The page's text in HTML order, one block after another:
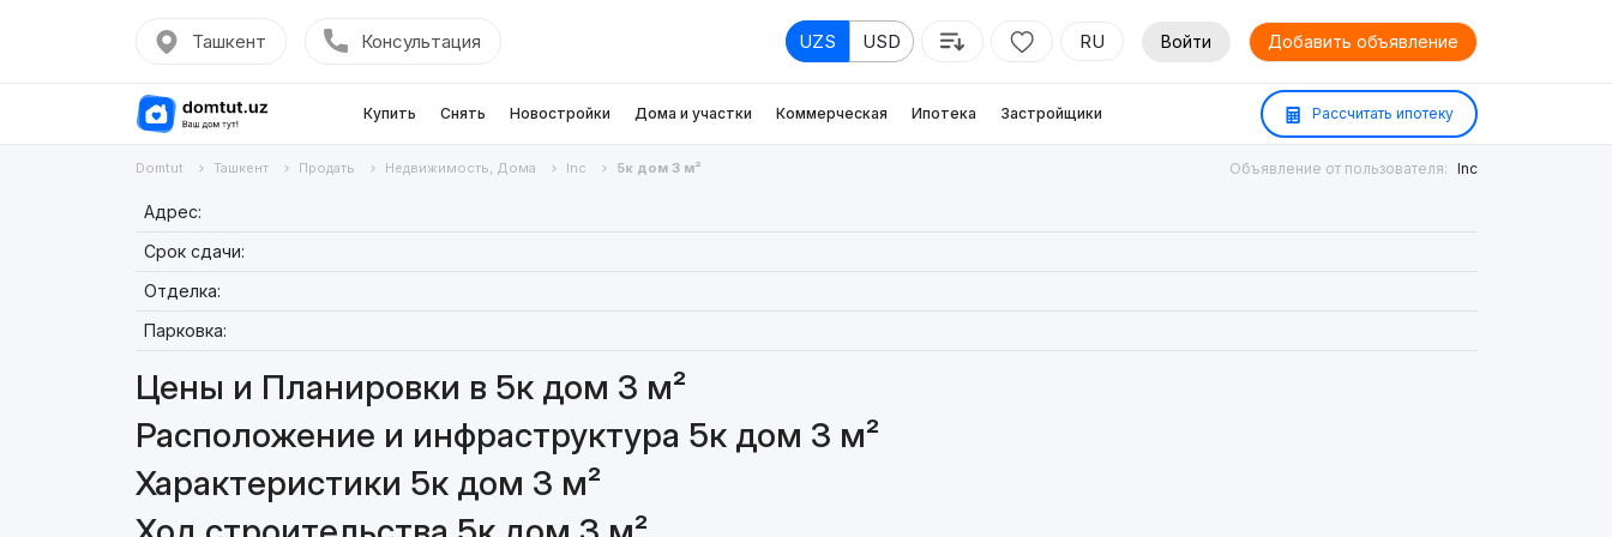
Ташкент Консультация UZS USD RU Войти Добавить объявление
Купить Снять Новостройки Дома и участки Коммерческая Ипотека Застройщики Рассчитать ипотеку
Domtut Ташкент Продать Недвижимость, Дома Inc 5к дом 3 м² Объявление от пользователя: Inc
Адрес:
Срок сдачи:
Отделка:
Парковка:
Цены и Планировки в 5к дом 3 м²
Расположение и инфраструктура 5к дом 3 м²
Характеристики 5к дом 3 м²